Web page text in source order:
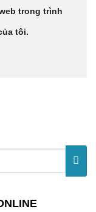
trong trình
tôi.